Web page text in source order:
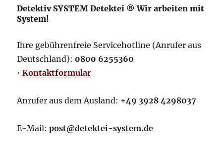
Detektiv SYSTEM Detektei ® Wir arbeiten mit
System!
Ihre gebührenfreie Servicehotline (Anrufer aus
Deutschland): 0800 6255360
•Kontaktformular
Anrufer aus dem Ausland: +49 3928 4298037
E-Mail:post@detektei-system.de